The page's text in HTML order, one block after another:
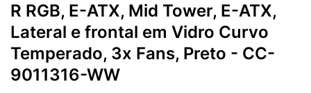
R RGB, E-ATX, Mid Tower, E-ATX,
Lateral e frontal em Vidro Curvo
Temperado, 3x Fans, Preto - CC-
9011316-WW